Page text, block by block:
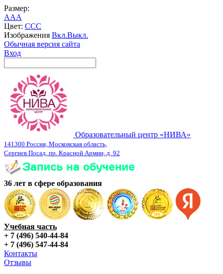
Размер:
AAA
Цвет: CCC
Изображения Вкл.Выкл.
Обычная версия сайта
Вход
Образовательный центр «НИВА»
141300 Россия, Московская область,
Сергиев Посад, пр. Красной Армии, д. 92
36 лет в сфере образования
Учебная часть
+ 7 (496) 540-44-84
+ 7 (496) 547-44-84
Контакты
Отзывы